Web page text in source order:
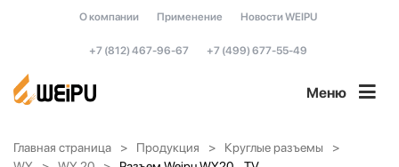
О компании Применение Новости WEIPU
+7 (812) 467-96-67 +7 (499) 677-55-49
Меню
Главная страница Продукция
Круглые разъемы